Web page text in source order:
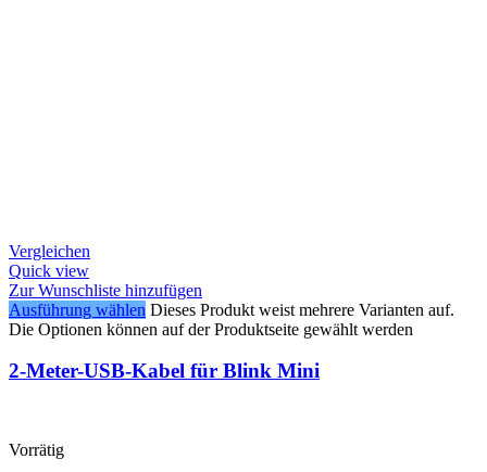
Vergleichen
Quick view
Zur Wunschliste hinzufügen
Ausführung wählen Dieses Produkt weist mehrere Varianten auf.
Die Optionen können auf der Produktseite gewählt werden
2-Meter-USB-Kabel für Blink Mini
Vorrätig